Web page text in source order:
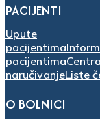
PACIJENTI
Upute
pacijentima
pacijentima
naručivanjeListe
O BOLNICI